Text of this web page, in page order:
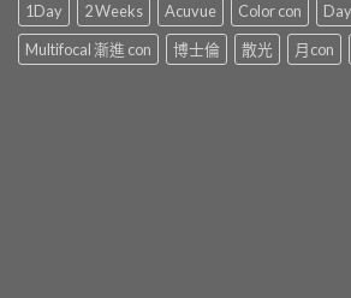
1Day 2 Weeks Acuvue Color con
Multifocal 漸進 con
博士倫 散光 月con